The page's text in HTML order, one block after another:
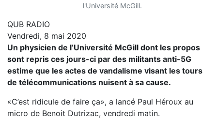
l'Université McGill.
QUB RADIO
Vendredi, 8 mai 2020
Un physicien de l’Université McGill dont les propos
sont repris ces jours-ci par des militants anti-5G
estime que les actes de vandalisme visant les tours
de télécommunications nuisent à sa cause.
«C’est ridicule de faire ça», a lancé Paul Héroux au
micro de Benoit Dutrizac, vendredi matin.